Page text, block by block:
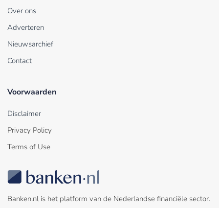
Over ons
Adverteren
Nieuwsarchief
Contact
Voorwaarden
Disclaimer
Privacy Policy
Terms of Use
Banken.nl is het platform van de Nederlandse financiële sector.